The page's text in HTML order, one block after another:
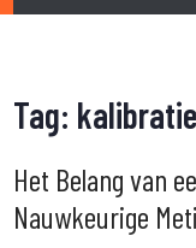
Tag: kalibratie
Het Belang van
Nauwkeurige